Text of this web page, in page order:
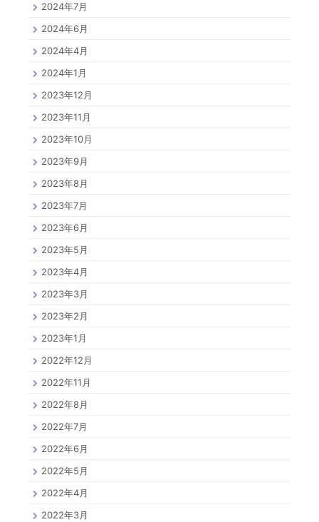
2024年7月
2024年6月
2024年4月
2024年1月
2023年12月
2023年11月
2023年10月
2023年9月
2023年8月
2023年7月
2023年6月
2023年5月
2023年4月
2023年3月
2023年2月
2023年1月
2022年12月
2022年11月
2022年8月
2022年7月
2022年6月
2022年5月
2022年4月
2022年3月